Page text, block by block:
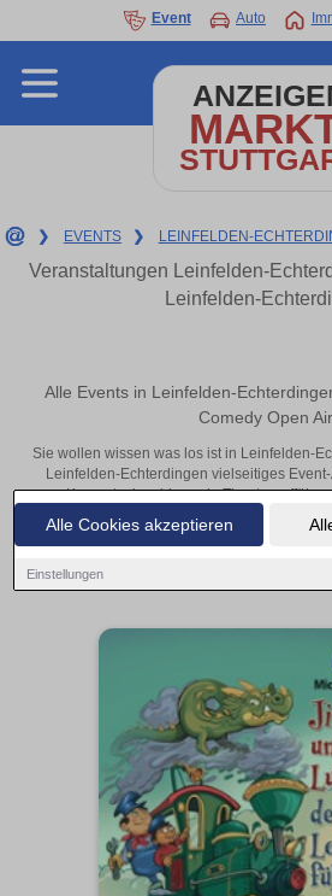
Alle Cookies akzeptieren
Einstellungen
Event Auto
❯ EVENTS ❯ LEINFELDEN-
Veranstaltungen Leinfelden-
Leinfelden-
Alle Events in Leinfelden-
Comedy Open
Sie wollen wissen was los ist in Leinfelden-
Leinfelden-Echterdingen vielseitiges
Konzerte, inspirierende
Veranstaltungen in Leinfelden-Echterdingen –
und Tickets.